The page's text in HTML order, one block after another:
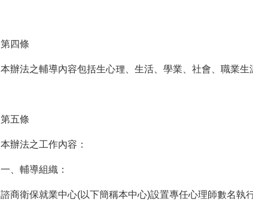
第四條
本辦法之輔導內容包括生心理、生活、學業、社會、職業生
第五條
本辦法之工作內容：
一、輔導組織：
諮商衛保就業中心(以下簡稱本中心)設置專任心理師數名